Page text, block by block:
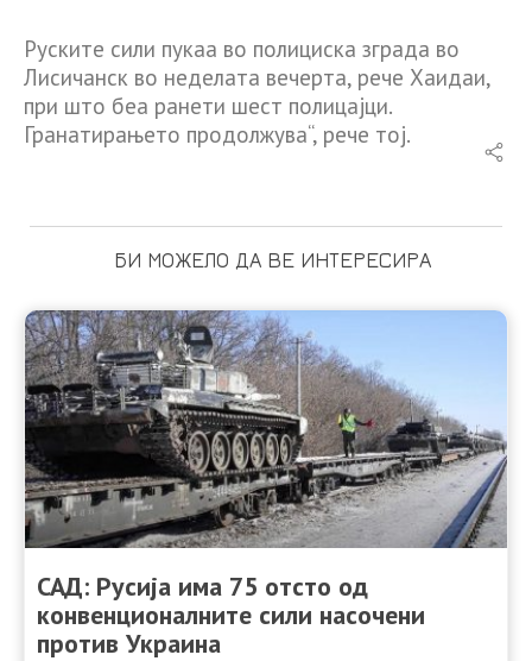
Руските сили пукаа во полициска зграда во
Лисичанск во неделата вечерта, рече Хаидаи,
при што беа ранети шест полицајци.
Гранатирањето продолжува“, рече тој.
БИ МОЖЕЛО ДА ВЕ ИНТЕРЕСИРА
САД: Русија има 75 отсто од
конвенционалните сили насочени
против Украина